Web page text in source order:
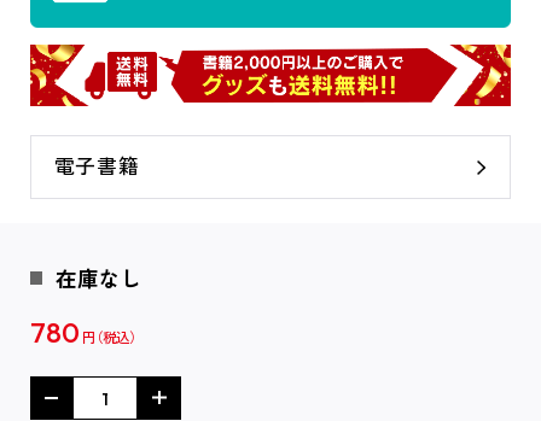
電子書籍
在庫なし
780 円